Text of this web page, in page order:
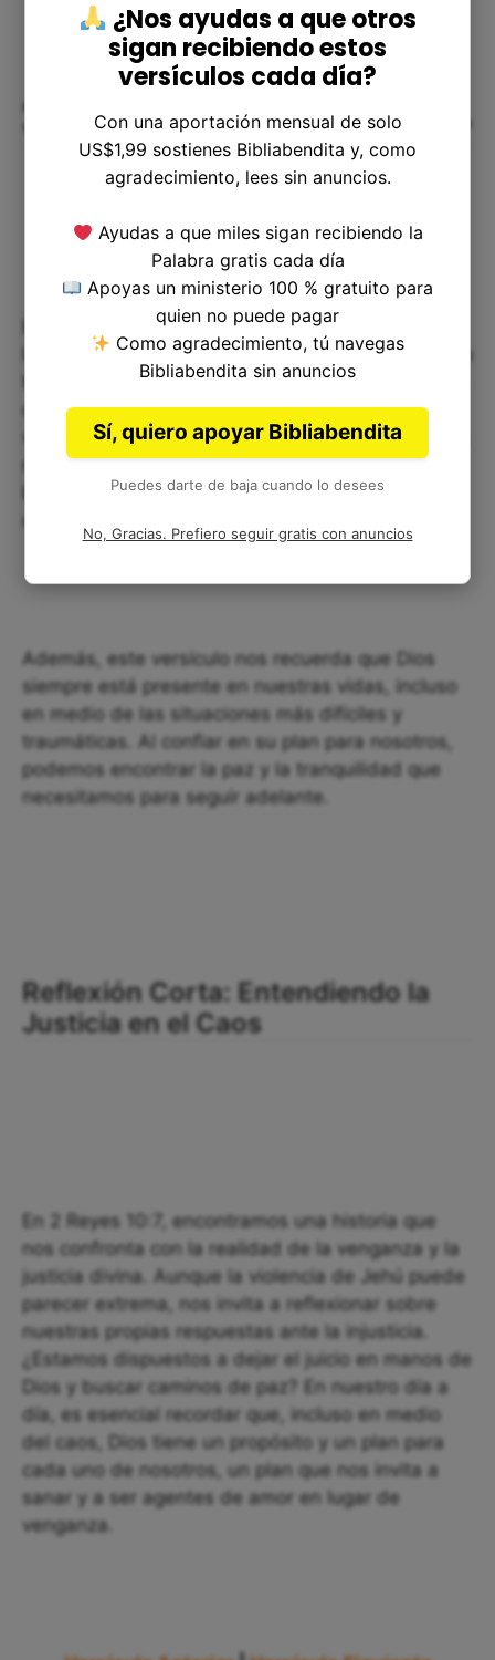
¿Cómo puede ayudar este
versículo a los lectores de la Biblia?
Este versículo puede ser de gran ayuda para los
lectores de la Biblia que se encuentran explorando
temas como la venganza, la justicia y la soberanía
divina. A través de la historia de Jehú y su
venganza contra la familia real de Israel, podemos
reflexionar sobre los motivos que nos llevan a
buscar venganza y comprender las implicaciones
Además, este versículo nos recuerda que Dios
siempre está presente en nuestras vidas, incluso
en medio de las situaciones más difíciles y
traumáticas. Al confiar en su plan para nosotros,
podemos encontrar la paz y la tranquilidad que
necesitamos para seguir adelante.
Reflexión Corta: Entendiendo la
Justicia en el Caos
En 2 Reyes 10:7, encontramos una historia que
nos confronta con la realidad de la venganza y la
justicia divina. Aunque la violencia de Jehú puede
parecer extrema, nos invita a reflexionar sobre
nuestras propias respuestas ante la injusticia.
¿Estamos dispuestos a dejar el juicio en manos de
Dios y buscar caminos de paz? En nuestro día a
día, es esencial recordar que, incluso en medio
del caos, Dios tiene un propósito y un plan para
cada uno de nosotros, un plan que nos invita a
sanar y a ser agentes de amor en lugar de
venganza.
¿Nos ayudas a que otros
sigan recibiendo estos
versículos cada día?
Con una aportación mensual de solo
US$1,99 sostienes Bibliabendita y, como
agradecimiento, lees sin anuncios.
Ayudas a que miles sigan recibiendo la
Palabra gratis cada día
Apoyas un ministerio 100 % gratuito para
quien no puede pagar
Como agradecimiento, tú navegas
Bibliabendita sin anuncios
Sí, quiero apoyar Bibliabendita
Puedes darte de baja cuando lo desees
No, Gracias. Prefiero seguir gratis con anuncios